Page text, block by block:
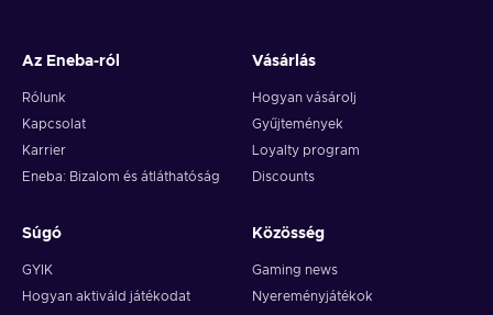
Az Eneba-ról
Rólunk
Kapcsolat
Karrier
Eneba: Bizalom és átláthatóság
Vásárlás
Hogyan vásárolj
Gyűjtemények
Loyalty program
Discounts
Súgó
GYIK
Hogyan aktiváld játékodat
Közösség
Gaming news
Nyereményjátékok